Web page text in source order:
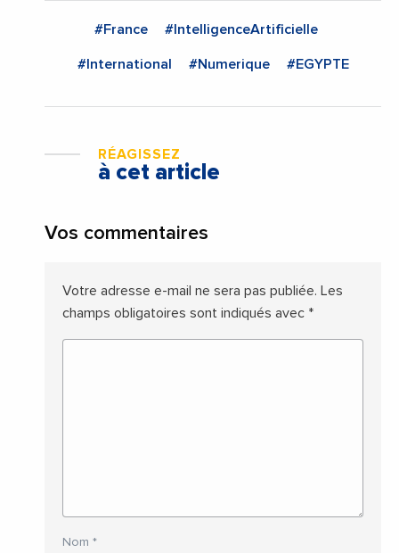
#France #IntelligenceArtificielle
#International #Numerique #EGYPTE
RÉAGISSEZ
à cet article
Vos commentaires
Votre adresse e-mail ne sera pas publiée. Les
champs obligatoires sont indiqués avec *
Nom *